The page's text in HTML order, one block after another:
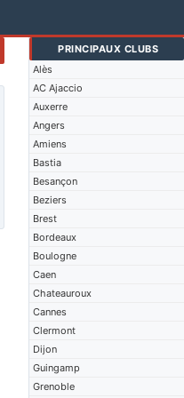
PRINCIPAUX CLUBS
Alès
AC Ajaccio
Auxerre
Angers
Amiens
Bastia
Besançon
Beziers
Brest
Bordeaux
Boulogne
Caen
Chateauroux
Cannes
Clermont
Dijon
Guingamp
Grenoble